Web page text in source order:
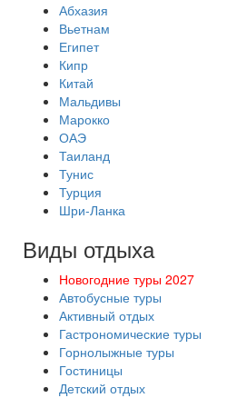
Абхазия
Вьетнам
Египет
Кипр
Китай
Мальдивы
Марокко
ОАЭ
Таиланд
Тунис
Турция
Шри-Ланка
Виды отдыха
Новогодние туры 2027
Автобусные туры
Активный отдых
Гастрономические туры
Горнолыжные туры
Гостиницы
Детский отдых